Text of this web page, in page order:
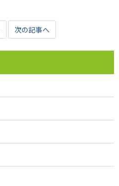
次の記事へ